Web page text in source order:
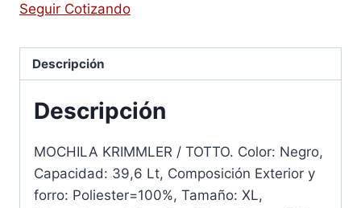
Seguir Cotizando
Descripción
Descripción
MOCHILA KRIMMLER / TOTTO. Color: Negro,
Capacidad: 39,6 Lt, Composición Exterior y
forro: Poliester=100%, Tamaño: XL,